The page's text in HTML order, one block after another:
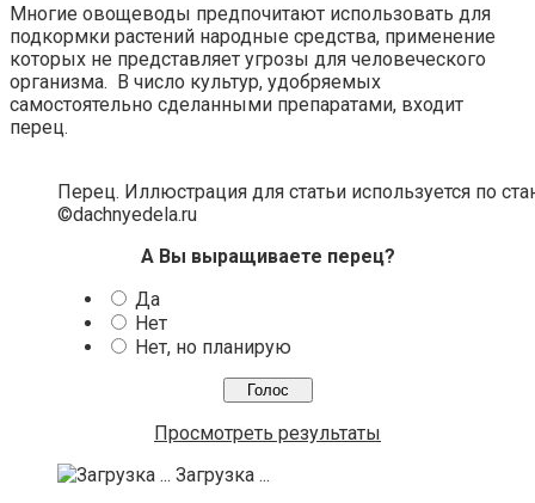
Многие овощеводы предпочитают использовать для
подкормки растений народные средства, применение
которых не представляет угрозы для человеческого
организма. В число культур, удобряемых
самостоятельно сделанными препаратами, входит
перец.
Перец. Иллюстрация для статьи используется по
©dachnyedela.ru
А Вы выращиваете перец?
Да
Нет
Нет, но планирую
Просмотреть результаты
Загрузка ...